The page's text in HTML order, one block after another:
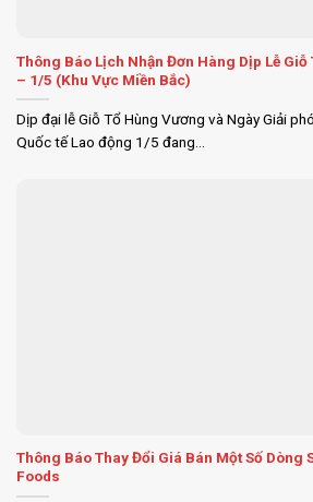
Thông Báo Lịch Nhận Đơn Hàng Dịp Lễ
– 1/5 (Khu Vực Miền Bắc)
Dịp đại lễ Giỗ Tổ Hùng Vương và Ngày Giải
Quốc tế Lao động 1/5 đang...
Thông Báo Thay Đổi Giá Bán Một Số Dòng
Foods